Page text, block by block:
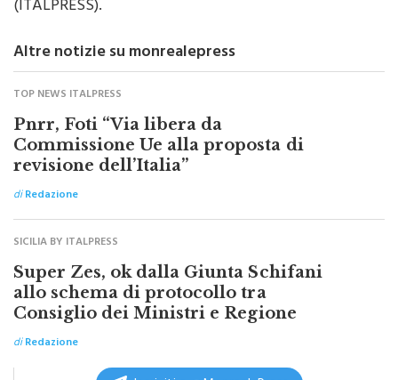
TOP NEWS ITALPRESS
Pnrr, Foti “Via libera da
Commissione Ue alla proposta di
revisione dell’Italia”
diRedazione
SICILIA BY ITALPRESS
Super Zes, ok dalla Giunta Schifani
allo schema di protocollo tra
Consiglio dei Ministri e Regione
diRedazione
Iscriviti a @MonrealePress